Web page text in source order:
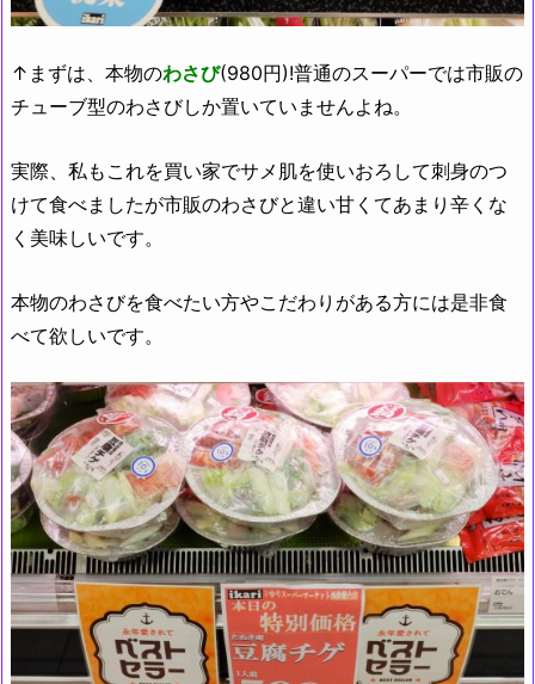
↑まずは、本物のわさび(980円)!普通のスーパーでは市販の
チューブ型のわさびしか置いていませんよね。
実際、私もこれを買い家でサメ肌を使いおろして刺身のつ
けて食べましたが市販のわさびと違い甘くてあまり辛くな
く美味しいです。
本物のわさびを食べたい方やこだわりがある方には是非食
べて欲しいです。